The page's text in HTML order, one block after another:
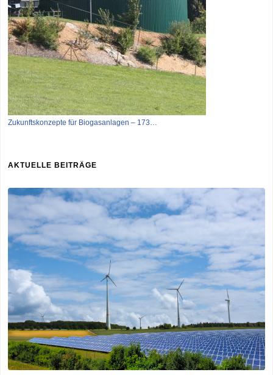
Zukunftskonzepte für Biogasanlagen – 173…
AKTUELLE BEITRÄGE